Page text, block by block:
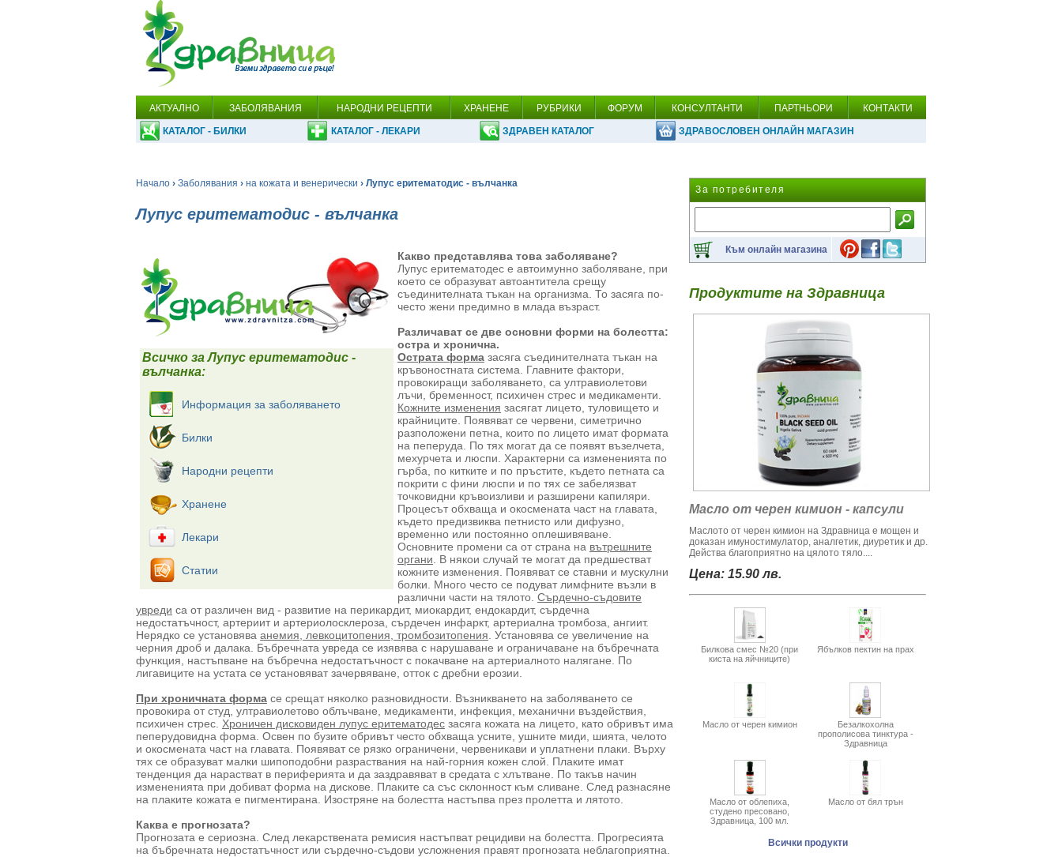
АКТУАЛНО ЗАБОЛЯВАНИЯ НАРОДНИ РЕЦЕПТИ ХРАНЕНЕ РУБРИКИ ФОРУМ КОНСУЛТАНТИ ПАРТНЬОРИ КОНТАКТИ
КАТАЛОГ - БИЛКИ КАТАЛОГ - ЛЕКАРИ ЗДРАВЕН КАТАЛОГ ЗДРАВОСЛОВЕН ОНЛАЙН МАГАЗИН
Начало › Заболявания › на кожата и венерически › Лупус еритематодис - вълчанка
Лупус еритематодис - вълчанка
Всичко за Лупус еритематодис -
вълчанка:
Информация за заболяването
Билки
Народни рецепти
Хранене
Лекари
Статии
Какво представлява това заболяване?
Лупус еритематодес е автоимунно заболяване, при
което се образуват автоантитела срещу
съединителната тъкан на организма. То засяга по-
често жени предимно в млада възраст.
Различават се две основни форми на болестта:
остра и хронична.
Острата форма засяга съединителната тъкан на
кръвоностната система. Главните фактори,
провокиращи заболяването, са ултравиолетови
лъчи, бременност, психичен стрес и медикаменти.
Кожните изменения засягат лицето, туловището и
крайниците. Появяват се червени, симетрично
разположени петна, които по лицето имат формата
на пеперуда. По тях могат да се появят възелчета,
мехурчета и люспи. Характерни са измененията по
гърба, по китките и по пръстите, където петната са
покрити с фини люспи и по тях се забелязват
точковидни кръвоизливи и разширени капиляри.
Процесът обхваща и окосмената част на главата,
където предизвиква петнисто или дифузно,
временно или постоянно оплешивяване.
Основните промени са от страна на вътрешните
органи . В някои случай те могат да предшестват
кожните изменения. Появяват се ставни и мускулни
болки. Много често се подуват лимфните възли в
различни части на тялото. Сърдечно-съдовите
увреди са от различен вид - развитие на перикардит, миокардит, ендокардит, сърдечна
недостатъчност, артериит и артериолосклероза, сърдечен инфаркт, артериална тромбоза, ангиит.
Нерядко се установява анемия, левкоцитопения, тромбозитопения . Установява се увеличение на
черния дроб и далака. Бъбречната увреда се изявява с нарушаване и ограничаване на бъбречната
функция, настъпване на бъбречна недостатъчност с покачване на артериалното налягане. По
лигавиците на устата се установяват зачервяване, отток с дребни ерозии.
При хроничната форма се срещат няколко разновидности. Възникването на заболяването се
провокира от студ, ултравиолетово облъчване, медикаменти, инфекция, механични въздействия,
психичен стрес. Хроничен дисковиден лупус еритематодес засяга кожата на лицето, като обривът има
пеперудовидна форма. Освен по бузите обривът често обхваща усните, ушните миди, шията, челото
и окосмената част на главата. Появяват се рязко ограничени, червеникави и уплатнени плаки. Върху
тях се образуват малки шипоподобни разраствания на най-горния кожен слой. Плаките имат
тенденция да нарастват в периферията и да заздравяват в средата с хлътване. По такъв начин
измененията при добиват форма на дискове. Плаките са със склонност към сливане. След разнасяне
на плаките кожата е пигментирана. Изостряне на болестта настъпва през пролетта и лятото.
Каква е прогнозата?
Прогнозата е сериозна. След лекарствената ремисия настъпват рецидиви на болестта. Прогресията
на бъбречната недостатъчност или сърдечно-съдови усложнения правят прогнозата неблагоприятна.
За потребителя
Към онлайн магазина
Продуктите на Здравница
Масло от черен кимион - капсули
Маслото от черен кимион на Здравница е мощен и
доказан имуностимулатор, аналгетик, диуретик и др.
Действа благоприятно на цялото тяло....
Цена: 15.90 лв.
Билкова смес №20 (при
киста на яйчниците)
Ябълков пектин на прах
Масло от черен кимион
Безалкохолна
прополисова тинктура -
Здравница
Масло от облепиха,
студено пресовано,
Здравница, 100 мл.
Масло от бял трън
Всички продукти